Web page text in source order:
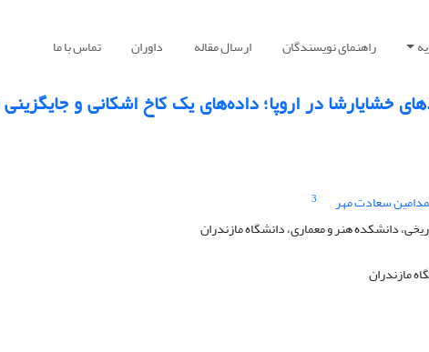
راهنمای نویسندگان ارسال مقاله داوران تماس با ما
خشایارشا در اروپا؛ داده‌های یک کاخ اشکانی و
سعادت مهر
3
دانشکده هنر و معماری، دانشگاه مازندران
مازندران